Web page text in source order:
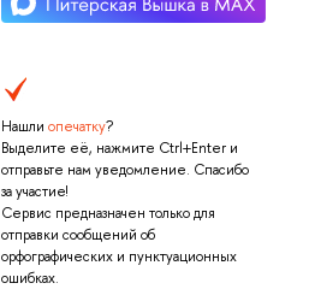
Нашли опечатку?
Выделите её, нажмите Ctrl+Enter и
отправьте нам уведомление. Спасибо
за участие!
Сервис предназначен только для
отправки сообщений об
орфографических и пунктуационных
ошибках.